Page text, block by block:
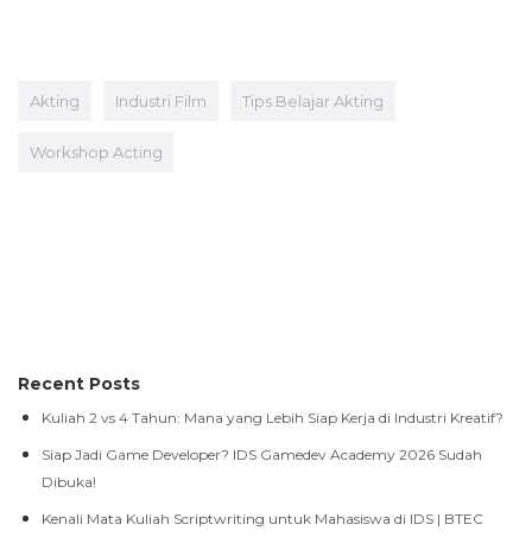
Akting Industri Film Tips Belajar Akting
Workshop Acting
Kuliah 2 vs 4 Tahun: Mana yang Lebih Siap Kerja di Industri Kreatif?
Siap Jadi Game Developer? IDS Gamedev Academy 2026 Sudah
Dibuka!
Kenali Mata Kuliah Scriptwriting untuk Mahasiswa di IDS | BTEC
Digital Graphic Fundamentals: Mata Kuliah Dasar Mahasiswa IDS |